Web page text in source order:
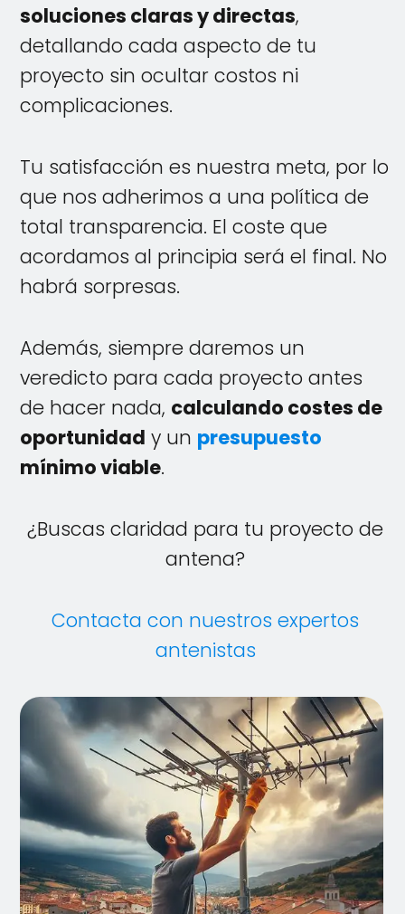
soluciones claras y directas,
detallando cada aspecto de tu
proyecto sin ocultar costos ni
complicaciones.
Tu satisfacción es nuestra meta, por lo
que nos adherimos a una política de
total transparencia. El coste que
acordamos al principia será el final. No
habrá sorpresas.
Además, siempre daremos un
veredicto para cada proyecto antes
de hacer nada, calculando costes de
oportunidad y un presupuesto
mínimo viable.
¿Buscas claridad para tu proyecto de
antena?
Contacta con nuestros expertos
antenistas